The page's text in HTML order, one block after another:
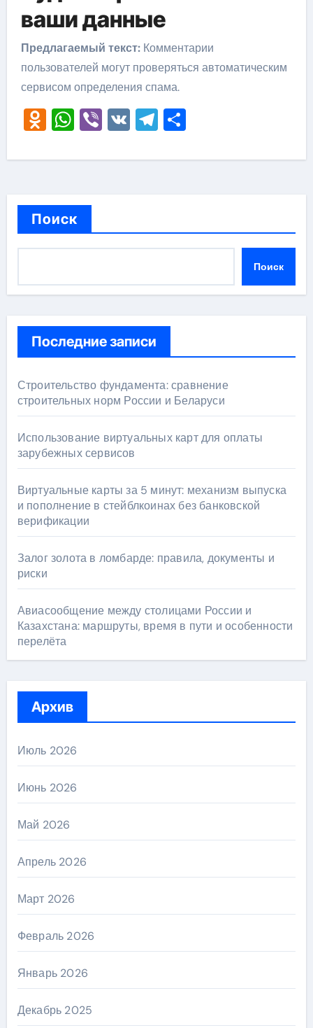
ваши данные
Предлагаемый текст: Комментарии
пользователей могут проверяться автоматическим
сервисом определения спама.
Odnoklassniki
WhatsApp
Viber
VKTelegram
Отправить
Поиск
Поиск
Последние записи
Строительство фундамента: сравнение
строительных норм России и Беларуси
Использование виртуальных карт для оплаты
зарубежных сервисов
Виртуальные карты за 5 минут: механизм выпуска
и пополнение в стейблкоинах без банковской
верификации
Залог золота в ломбарде: правила, документы и
риски
Авиасообщение между столицами России и
Казахстана: маршруты, время в пути и особенности
перелёта
Архив
Июль 2026
Июнь 2026
Май 2026
Апрель 2026
Март 2026
Февраль 2026
Январь 2026
Декабрь 2025